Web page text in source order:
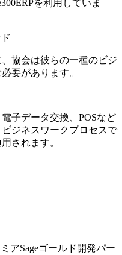
を利用していま
協会は彼らの一種のビジ
要があります。
子データ交換、POSなど
ジネスワークプロセスで
されます。
アSageゴールド開発パー